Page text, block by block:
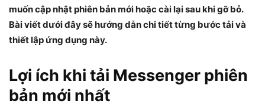
muốn cập nhật phiên bản mới hoặc cài lại sau khi gỡ bỏ.
Bài viết dưới đây sẽ hướng dẫn chi tiết từng bước tải và
thiết lập ứng dụng này.
Lợi ích khi tải Messenger phiên
bản mới nhất